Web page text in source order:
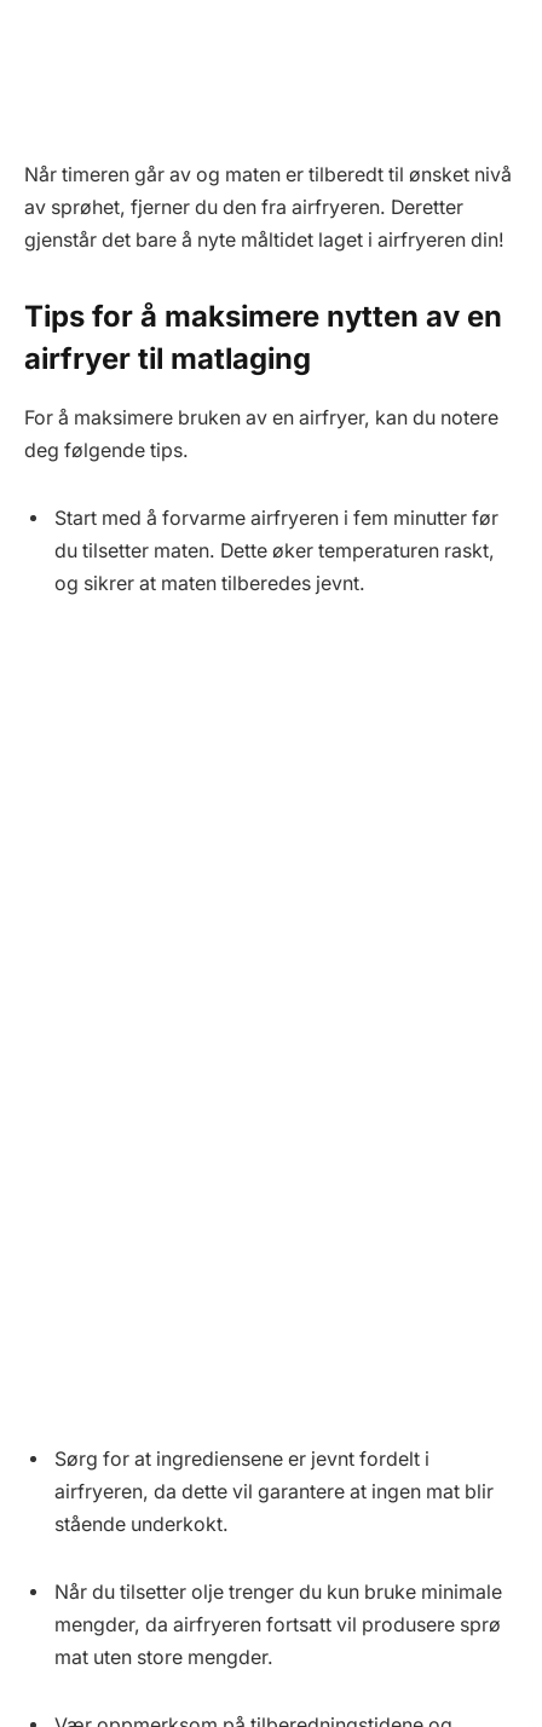
Når timeren går av og maten er tilberedt til ønsket nivå
av sprøhet, fjerner du den fra airfryeren. Deretter
gjenstår det bare å nyte måltidet laget i airfryeren din!
Tips for å maksimere nytten av en
airfryer til matlaging
For å maksimere bruken av en airfryer, kan du notere
deg følgende tips.
Start med å forvarme airfryeren i fem minutter før
du tilsetter maten. Dette øker temperaturen raskt,
og sikrer at maten tilberedes jevnt.
Sørg for at ingrediensene er jevnt fordelt i
airfryeren, da dette vil garantere at ingen mat blir
stående underkokt.
Når du tilsetter olje trenger du kun bruke minimale
mengder, da airfryeren fortsatt vil produsere sprø
mat uten store mengder.